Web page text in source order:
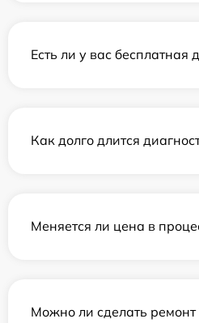
Есть ли у вас бесплатная
Как долго длится
Меняется ли цена в
Можно ли сделать ремонт